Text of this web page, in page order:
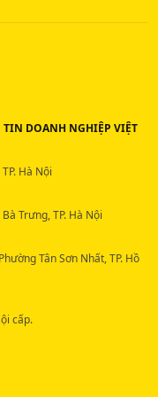
TIN DOANH NGHIỆP VIỆT
Hà Nội
Trưng, TP. Hà Nội
Tân Sơn Nhất, TP. Hồ
cấp.